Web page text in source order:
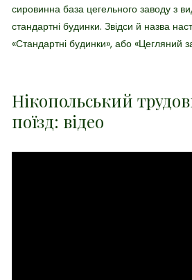
сировинна база цегельного заводу з
стандартні будинки. Звідси й назва
«Стандартні будинки», або «Цегляний
Нікопольський
поїзд: відео